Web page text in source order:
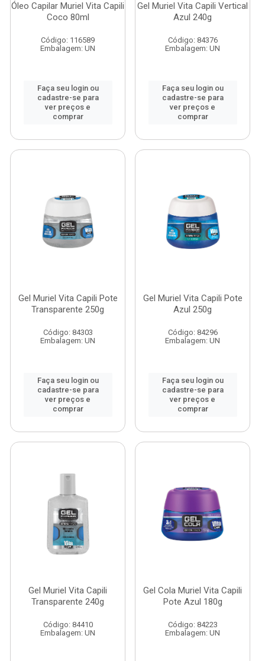
Óleo Capilar Muriel Vita Capili
Coco 80ml
Código: 116589
Embalagem: UN
Faça seu login ou
cadastre-se para
ver preços e
comprar
Gel Muriel Vita Capili Vertical
Azul 240g
Código: 84376
Embalagem: UN
Faça seu login ou
cadastre-se para
ver preços e
comprar
Gel Muriel Vita Capili Pote
Transparente 250g
Código: 84303
Embalagem: UN
Faça seu login ou
cadastre-se para
ver preços e
comprar
Gel Muriel Vita Capili Pote
Azul 250g
Código: 84296
Embalagem: UN
Faça seu login ou
cadastre-se para
ver preços e
comprar
Gel Muriel Vita Capili
Transparente 240g
Código: 84410
Embalagem: UN
Gel Cola Muriel Vita Capili
Pote Azul 180g
Código: 84223
Embalagem: UN